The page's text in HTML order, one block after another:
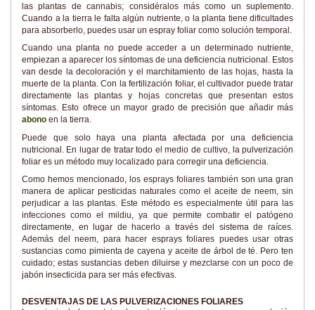
las plantas de cannabis; considéralos más como un suplemento.
Cuando a la tierra le falta algún nutriente, o la planta tiene dificultades
para absorberlo, puedes usar un espray foliar como solución temporal.
Cuando una planta no puede acceder a un determinado nutriente,
empiezan a aparecer los síntomas de una deficiencia nutricional. Estos
van desde la decoloración y el marchitamiento de las hojas, hasta la
muerte de la planta. Con la fertilización foliar, el cultivador puede tratar
directamente las plantas y hojas concretas que presentan estos
síntomas. Esto ofrece un mayor grado de precisión que añadir más
abono en la tierra.
Puede que solo haya una planta afectada por una deficiencia
nutricional. En lugar de tratar todo el medio de cultivo, la pulverización
foliar es un método muy localizado para corregir una deficiencia.
Como hemos mencionado, los esprays foliares también son una gran
manera de aplicar pesticidas naturales como el aceite de neem, sin
perjudicar a las plantas. Este método es especialmente útil para las
infecciones como el mildiu, ya que permite combatir el patógeno
directamente, en lugar de hacerlo a través del sistema de raíces.
Además del neem, para hacer esprays foliares puedes usar otras
sustancias como pimienta de cayena y aceite de árbol de té. Pero ten
cuidado; estas sustancias deben diluirse y mezclarse con un poco de
jabón insecticida para ser más efectivas.
DESVENTAJAS DE LAS PULVERIZACIONES FOLIARES